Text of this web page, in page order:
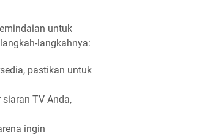
untuk
langkahnya:
pastikan untuk
TV Anda,
ingin